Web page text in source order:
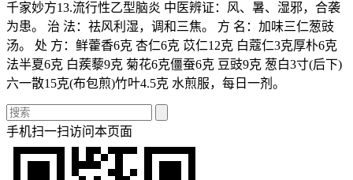
千家妙方13.流行性乙型脑炎 中医辨证：风、暑、湿邪，合袭
为患。 治 法：祛风利湿，调和三焦。 方 名：加味三仁葱豉
汤。 处 方：鲜藿香6克 杏仁6克 苡仁12克 白蔻仁3克厚朴6克
法半夏6克 白蒺藜9克 菊花6克僵蚕6克 豆豉9克 葱白3寸(后下)
六一散15克(布包煎)竹叶4.5克 水煎服，每日一剂。
手机扫一扫访问本页面